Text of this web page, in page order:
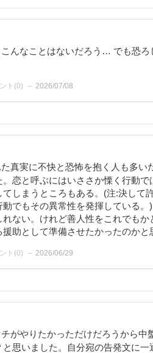
んなことはないだろう… でも恐ろ
ト(0) 2026/07/08
真実に不快と恐怖を抱く人も多い
恋と呼ぶにはいささか慄く行動
しまうところもある。(注:決して
動でもその異常性を発揮している
ない。けれど善人性をこれでも
助として準備させたかったのかと
ト(0) 2026/06/29
がやりたかっただけだろうから中
と思いました。自分宛の告発文に